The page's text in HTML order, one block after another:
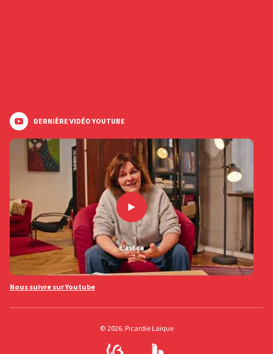
DERNIÈRE VIDÉO YOUTUBE
Nous suivre sur Youtube
© 2026. Picardie Laïque